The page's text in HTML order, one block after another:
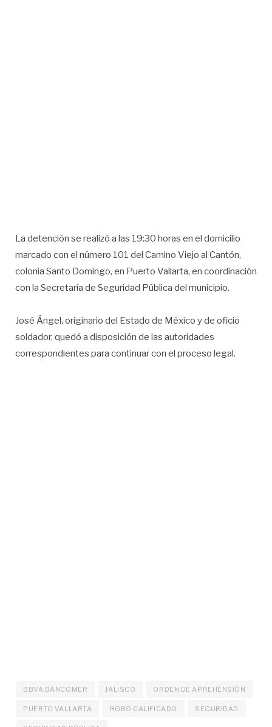
La detención se realizó a las 19:30 horas en el domicilio
marcado con el número 101 del Camino Viejo al Cantón,
colonia Santo Domingo, en Puerto Vallarta, en coordinación
con la Secretaría de Seguridad Pública del municipio.
José Ángel, originario del Estado de México y de oficio
soldador, quedó a disposición de las autoridades
correspondientes para continuar con el proceso legal.
BBVA BANCOMER JALISCO ORDEN DE APREHENSIÓN
PUERTO VALLARTA ROBO CALIFICADO SEGURIDAD